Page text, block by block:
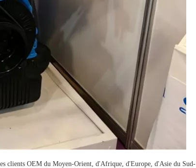
clients OEM du Moyen-Orient, d'Afrique, d'Europe, d'Asie du Sud-